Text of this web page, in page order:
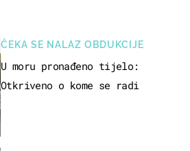
ČEKA SE NALAZ OBDUKCIJE
U moru pronađeno tijelo:
Otkriveno o kome se radi